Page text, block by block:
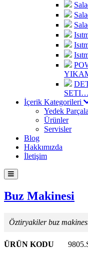
SETI…
İçerik Kategorileri
Yedek
Ürünler
Servisler
Blog
Hakkımızda
İletişim
Buz Makinesi
Öztiryakiler buz
ÜRÜN KODU